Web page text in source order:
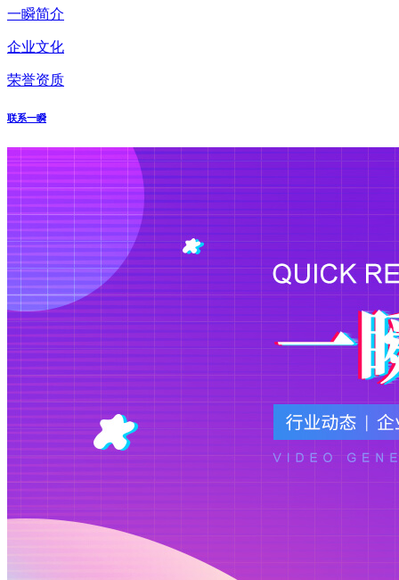
一瞬简介
企业文化
荣誉资质
联系一瞬